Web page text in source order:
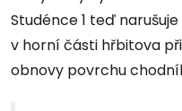
Studénce 1 teď
v horní části hřbitova
obnovy povrchu